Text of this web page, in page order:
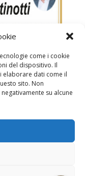
come i cookie
del dispositivo. Il
elaborare dati come il
sito. Non
su alcune
Piemonte